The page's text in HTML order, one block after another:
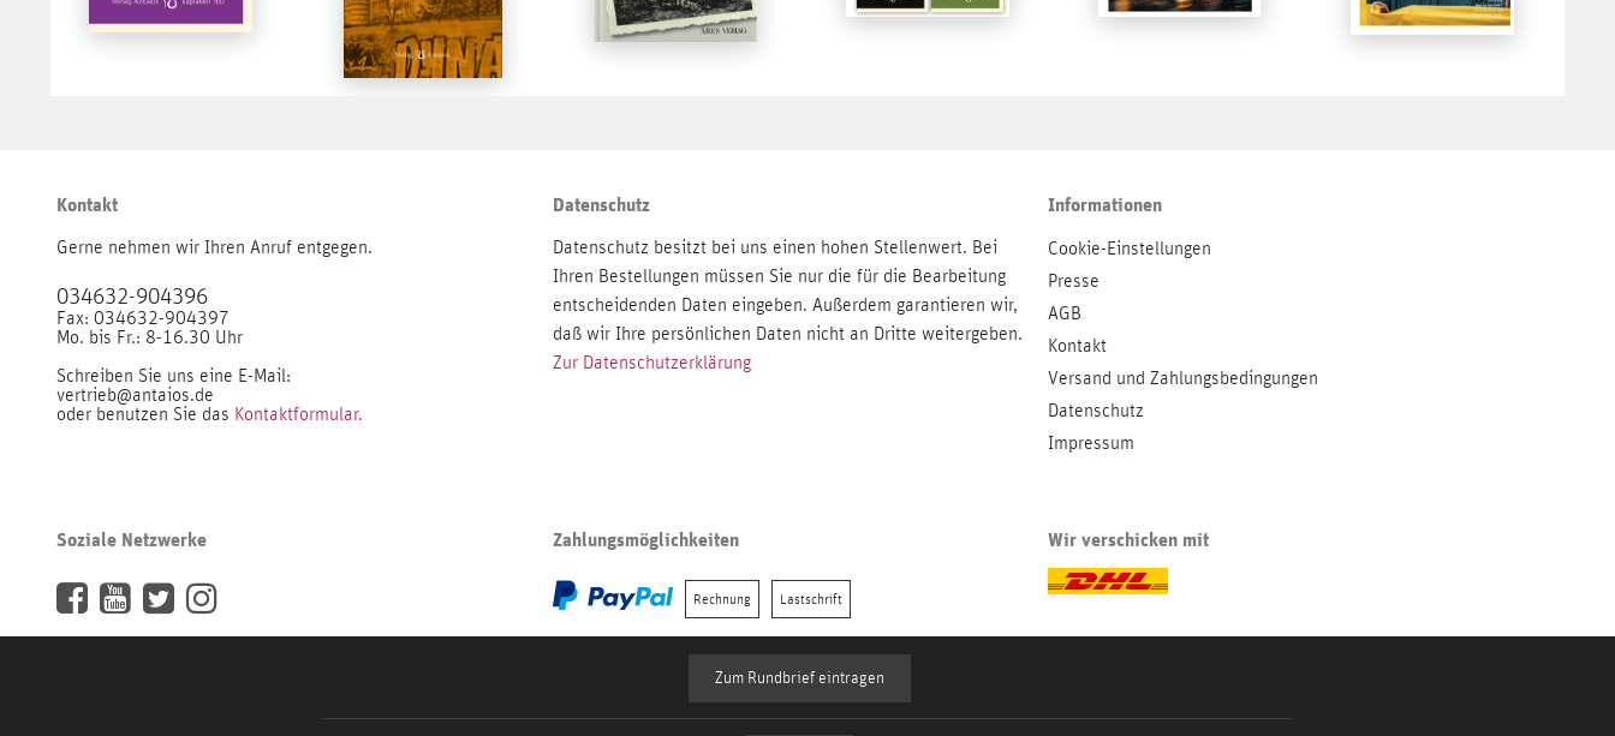
Kontakt
Gerne nehmen wir Ihren Anruf entgegen.
034632-904396
Fax: 034632-904397
Mo. bis Fr.: 8-16.30 Uhr
Schreiben Sie uns eine E-Mail:
vertrieb@antaios.de
oder benutzen Sie das Kontaktformular.
Datenschutz
Datenschutz besitzt bei uns einen hohen Stellenwert. Bei
Ihren Bestellungen müssen Sie nur die für die Bearbeitung
entscheidenden Daten eingeben. Außerdem garantieren wir,
daß wir Ihre persönlichen Daten nicht an Dritte weitergeben.
Zur Datenschutzerklärung
Informationen
Cookie-Einstellungen
Presse
AGB
Kontakt
Versand und Zahlungsbedingungen
Datenschutz
Impressum
Soziale Netzwerke Zahlungsmöglichkeiten
Rechnung Lastschrift
Wir verschicken mit
Zum Rundbrief eintragen